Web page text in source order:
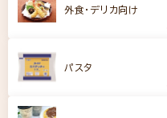
外食・デリカ向け
パスタ